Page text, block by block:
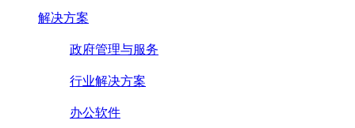
解决方案
政府管理与服务
行业解决方案
办公软件